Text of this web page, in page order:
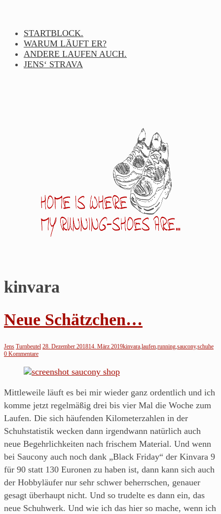
contentSTARTBLOCK.
WARUM LÄUFT ER?
ANDERE LAUFEN AUCH.
JENS‘ STRAVA
Jens
Noch
so
ein
Laufen
von
einem
Läufer
aus
Franken.
kinvara
Neue Schätzchen…
Jens Turnbeutel 28. Dezember 201814. März 2019kinvara,laufen,running,saucony,schuhe
0 Kommentare
Mittleweile läuft es bei mir wieder ganz ordentlich und ich
komme jetzt regelmäßig drei bis vier Mal die Woche zum
Laufen. Die sich häufenden Kilometerzahlen in der
Schuhstatistik wecken dann irgendwann natürlich auch
neue Begehrlichkeiten nach frischem Material. Und wenn
bei Saucony auch noch dank „Black Friday“ der Kinvara 9
für 90 statt 130 Euronen zu haben ist, dann kann sich auch
der Hobbyläufer nur sehr schwer beherrschen, genauer
gesagt überhaupt nicht. Und so trudelte es dann ein, das
neue Schuhwerk. Und wie ich das hier so mache, wenn ich